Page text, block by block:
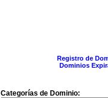
Registro de
Dominios
Categorías de Dominio: